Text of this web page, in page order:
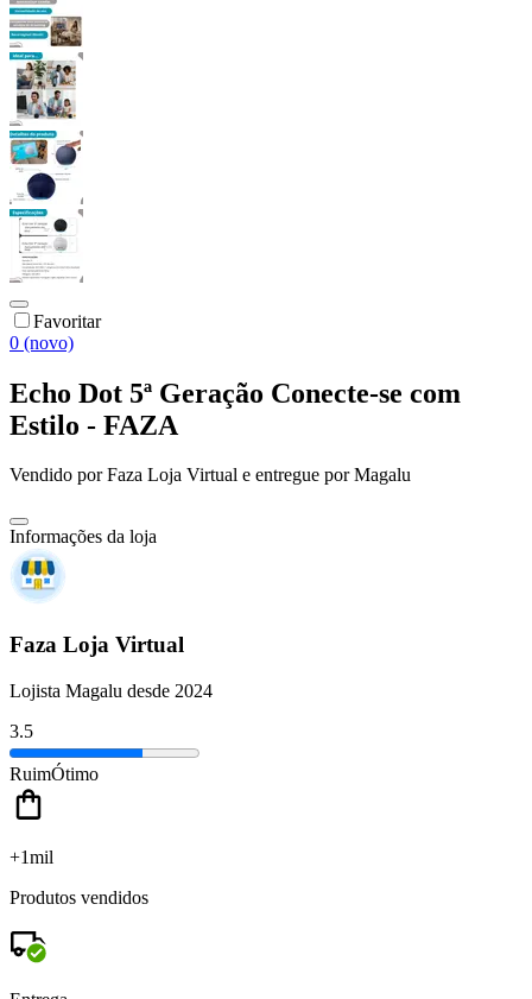
Favoritar
0 (novo)
Echo Dot 5ª Geração Conecte-se com
Estilo - FAZA
Vendido porFaza Loja Virtual e entregue por Magalu
Informações da loja
Faza Loja Virtual
Lojista Magalu desde 2024
3.5
RuimÓtimo
+1mil
Produtos vendidos